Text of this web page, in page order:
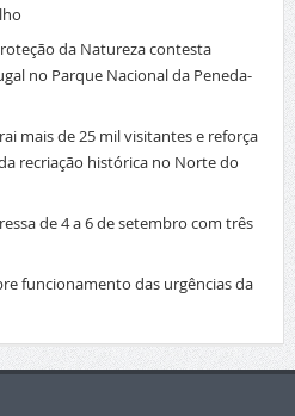
da Natureza contesta
no Parque Nacional da Peneda-
mais de 25 mil visitantes e reforça
recriação histórica no Norte do
de 4 a 6 de setembro com três
funcionamento das urgências da